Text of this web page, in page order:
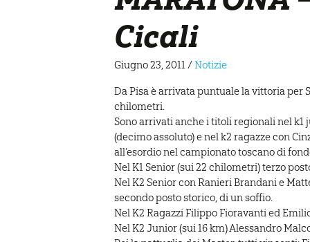
Cicali
Giugno 23, 2011/Notizie
Da Pisa è arrivata puntuale la vittoria per
chilometri.
Sono arrivati anche i titoli regionali nel k1
(decimo assoluto) e nel k2 ragazze con
all’esordio nel campionato toscano di
Nel K1 Senior (sui 22 chilometri) terzo
Nel K2 Senior con Ranieri Brandani e
secondo posto storico, di un soffio.
Nel K2 Ragazzi Filippo Fioravanti ed
Nel K2 Junior (sui 16 km) Alessandro